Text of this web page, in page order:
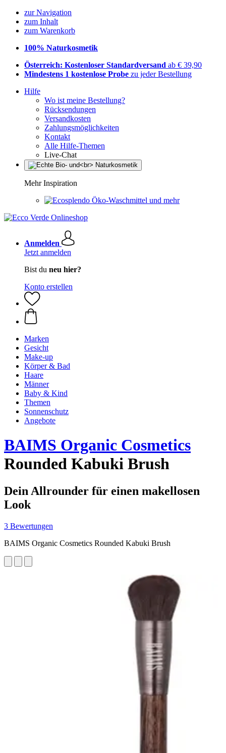
zur Navigation
zum Inhalt
zum Warenkorb
100% Naturkosmetik
Österreich: Kostenloser Standardversand ab € 39,90
Mindestens 1 kostenlose Probe zu jeder Bestellung
Hilfe
Wo ist meine Bestellung?
Rücksendungen
Versandkosten
Zahlungsmöglichkeiten
Kontakt
Alle Hilfe-Themen
Live-Chat
Mehr Inspiration
Öko-Waschmittel und mehr
Anmelden
Jetzt anmelden
Bist du neu hier?
Konto erstellen
Marken
Gesicht
Make-up
Körper & Bad
Haare
Männer
Baby & Kind
Themen
Sonnenschutz
Angebote
BAIMS Organic Cosmetics
Rounded Kabuki Brush
Dein Allrounder für einen makellosen
Look
3 Bewertungen
BAIMS Organic Cosmetics Rounded Kabuki Brush